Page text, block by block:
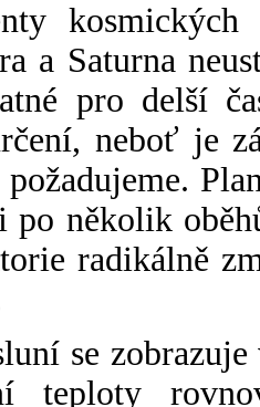
a Saturna
pro delší
neboť je
po několik
radikálně
se
teploty